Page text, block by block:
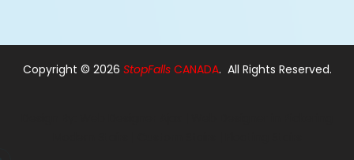
Copyright © 2026 StopFalls CANADA. All Rights Reserved.